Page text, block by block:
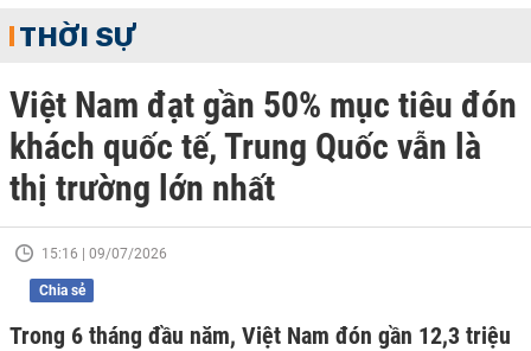
THỜI SỰ
Việt Nam đạt gần 50% mục tiêu đón
khách quốc tế, Trung Quốc vẫn là
thị trường lớn nhất
15:16 | 09/07/2026
Chia sẻ
Trong 6 tháng đầu năm, Việt Nam đón gần 12,3 triệu